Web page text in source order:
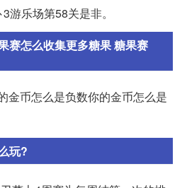
游乐场第58关是非。
赛怎么收集更多糖果 糖果赛
金币怎么是负数你的金币怎么是
玩?